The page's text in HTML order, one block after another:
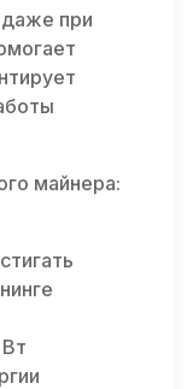
даже при
майнера: